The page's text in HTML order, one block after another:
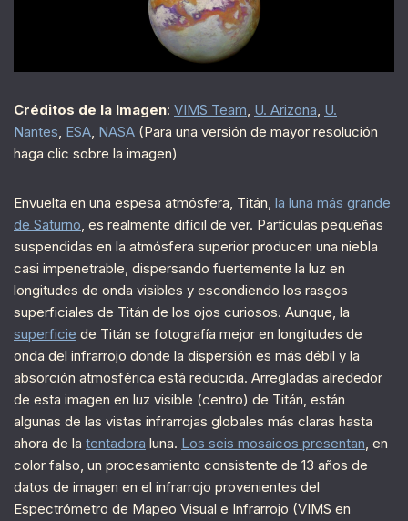
Créditos de la Imagen: VIMS Team, U. Arizona, U.
Nantes, ESA, NASA (Para una versión de mayor resolución
haga clic sobre la imagen)
Envuelta en una espesa atmósfera, Titán, la luna más grande
de Saturno, es realmente difícil de ver. Partículas pequeñas
suspendidas en la atmósfera superior producen una niebla
casi impenetrable, dispersando fuertemente la luz en
longitudes de onda visibles y escondiendo los rasgos
superficiales de Titán de los ojos curiosos. Aunque, la
superficie de Titán se fotografía mejor en longitudes de
onda del infrarrojo donde la dispersión es más débil y la
absorción atmosférica está reducida. Arregladas alrededor
de esta imagen en luz visible (centro) de Titán, están
algunas de las vistas infrarrojas globales más claras hasta
ahora de la tentadora luna. Los seis mosaicos presentan, en
color falso, un procesamiento consistente de 13 años de
datos de imagen en el infrarrojo provenientes del
Espectrómetro de Mapeo Visual e Infrarrojo (VIMS en